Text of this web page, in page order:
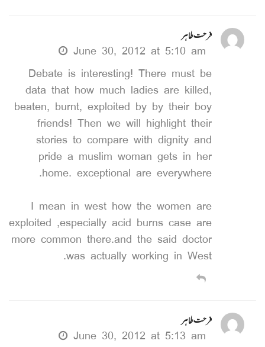
فرحت طاہر
June 30, 2012 at 5:10 am
Debate is interesting! There must be
data that how much ladies are killed,
beaten, burnt, exploited by by their boy
friends! Then we will highlight their
stories to compare with dignity and
pride a muslim woman gets in her
home. exceptional are everywhere.
I mean in west how the women are
exploited ,especially acid burns case are
more common there.and the said doctor
was actually working in West.
فرحت طاہر
June 30, 2012 at 5:13 am